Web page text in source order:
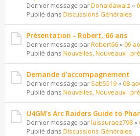
Dernier message parDonaldawaiz «
Publié dans Discussions Générales
Présentation - Robert, 66 ans
Dernier message parRobert66 « 09
Publié dans Nouvelles, Nouveaux :
Demande d'accompagnement
Dernier message par Sab5519 « 08
Publié dans Nouvelles, Nouveaux :
U4GM's Arc Raiders Guide to
Dernier message parluissuraez798 «
Publié dans Discussions Générales